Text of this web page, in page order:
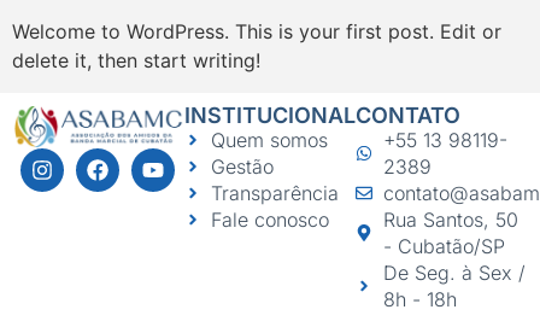
Welcome to WordPress. This is your first post. Edit or
delete it, then start writing!
INSTITUCIONAL
Quem somos
Gestão
Transparência
Fale conosco
CONTATO
+55 13 98119-
2389
Rua Santos, 50
- Cubatão/SP
De Seg. à Sex /
8h - 18h